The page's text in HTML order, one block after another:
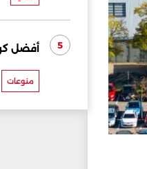
5 أفضل
منوعات